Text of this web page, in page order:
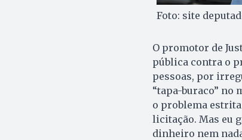
Foto: site
O promotor de
pública contra o
pessoas, por
“tapa-buraco” no
o problema
licitação. Mas eu
dinheiro nem